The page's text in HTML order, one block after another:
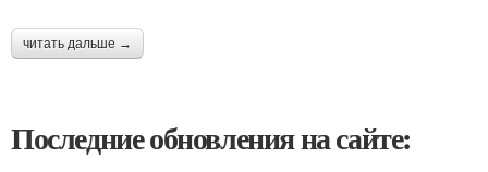
читать дальше →
Последние обновления на сайте: